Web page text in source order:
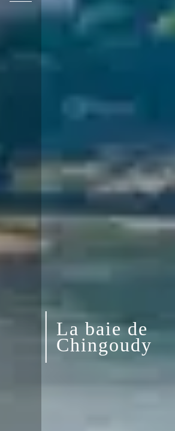
La baie de
Chingoudy